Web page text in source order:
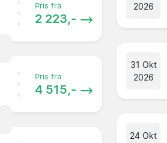
Pris fra
2 223,-
Pris fra
4 515,-
2026
31 Okt
2026
24 Okt